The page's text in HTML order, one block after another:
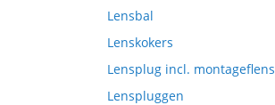
Lensbal
Lenskokers
Lensplug incl. montageflens
Lenspluggen